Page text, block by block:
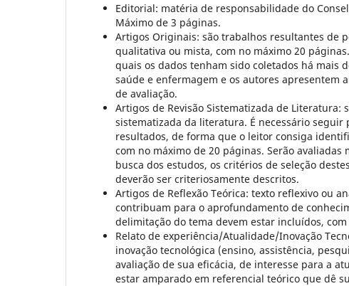
Editorial: matéria de responsabilidade do
Máximo de 3 páginas.
Artigos Originais: são trabalhos resultantes de
qualitativa ou mista, com no máximo 20
quais os dados tenham sido coletados há mais
saúde e enfermagem e os autores apresentem
de avaliação.
Artigos de Revisão Sistematizada de
sistematizada da literatura. É necessário
resultados, de forma que o leitor consiga
com no máximo de 20 páginas. Serão
busca dos estudos, os critérios de seleção
deverão ser criteriosamente descritos.
Artigos de Reflexão Teórica: texto reflexivo ou
contribuam para o aprofundamento de
delimitação do tema devem estar incluídos,
Relato de experiência/Atualidade/Inovação
inovação tecnológica (ensino, assistência,
avaliação de sua eficácia, de interesse para a
estar amparado em referencial teórico que dê